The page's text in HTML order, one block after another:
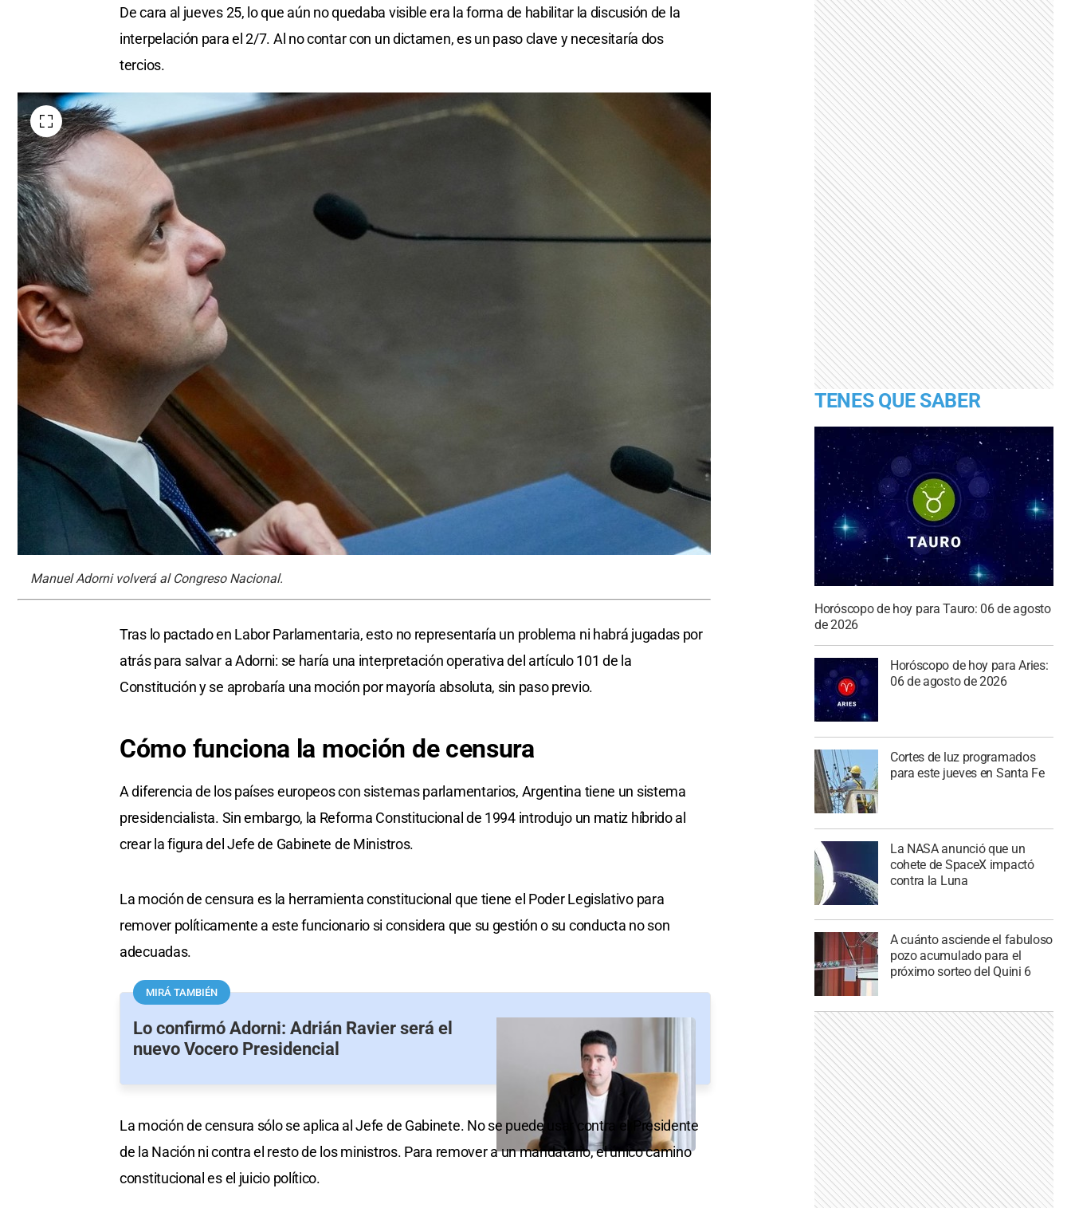
De cara al jueves 25, lo que aún no quedaba visible era la forma de habilitar la discusión de la
interpelación para el 2/7. Al no contar con un dictamen, es un paso clave y necesitaría dos
tercios.
Manuel Adorni volverá al Congreso Nacional.
Tras lo pactado en Labor Parlamentaria, esto no representaría un problema ni habrá jugadas por
atrás para salvar a Adorni: se haría una interpretación operativa del artículo 101 de la
Constitución y se aprobaría una moción por mayoría absoluta, sin paso previo.
Cómo funciona la moción de censura
A diferencia de los países europeos con sistemas parlamentarios, Argentina tiene un sistema
presidencialista. Sin embargo, la Reforma Constitucional de 1994 introdujo un matiz híbrido al
crear la figura del Jefe de Gabinete de Ministros.
La moción de censura es la herramienta constitucional que tiene el Poder Legislativo para
remover políticamente a este funcionario si considera que su gestión o su conducta no son
adecuadas.
MIRÁ TAMBIÉN
Lo confirmó Adorni: Adrián Ravier será el
nuevo Vocero Presidencial
La moción de censura sólo se aplica al Jefe de Gabinete. No se puede usar contra el Presidente
de la Nación ni contra el resto de los ministros. Para remover a un mandatario, el único camino
constitucional es el juicio político.
TENES QUE SABER
Horóscopo de hoy para Tauro: 06 de agosto
de 2026
Horóscopo de hoy para Aries:
06 de agosto de 2026
Cortes de luz programados
para este jueves en Santa Fe
La NASA anunció que un
cohete de SpaceX impactó
contra la Luna
A cuánto asciende el fabuloso
pozo acumulado para el
próximo sorteo del Quini 6